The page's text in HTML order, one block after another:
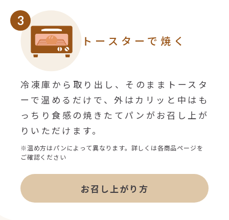
3
トースターで焼く
冷凍庫から取り出し、そのままトースタ
ーで温めるだけで、外はカリッと中はも
っちり食感の焼きたてパンがお召し上が
りいただけます。
※温め方はパンによって異なります。詳しくは各商品ページを
ご確認ください
お召し上がり方